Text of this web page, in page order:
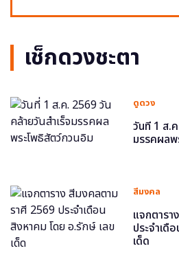
เช็กดวงชะตา
ดูดวง
วันที่ 1 ส.
มรรคผล
สีมงคล
แจกตารา
ประจำเดื
เด็ด